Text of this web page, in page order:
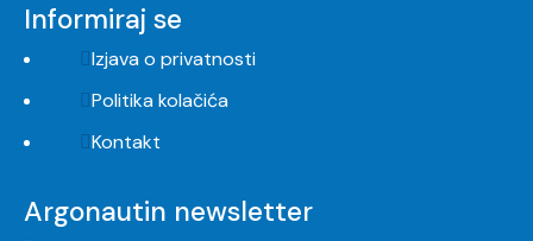
Informiraj se
Izjava o privatnosti
Politika kolačića
Kontakt
Argonautin newsletter